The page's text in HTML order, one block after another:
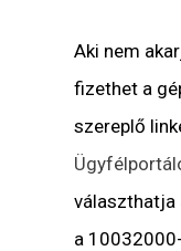
Aki nem
fizethet a
szereplő
választhatja
a